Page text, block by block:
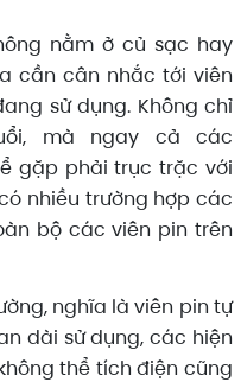
nằm ở củ sạc hay
cần cân nhắc tới viên
sử dụng. Không chỉ
mà ngay cả các
gặp phải trục trặc với
nhiều trường hợp các
bộ các viên pin trên
nghĩa là viên pin tự
dài sử dụng, các hiện
thể tích điện cũng